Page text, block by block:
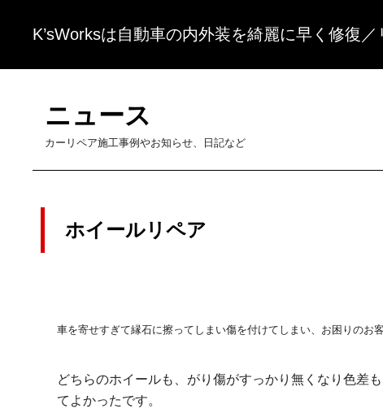
K’sWorksは自動車の内外装を綺麗に早く修復
ニュース
カーリペア施工事例やお知らせ、日記など
ホイールリペア
車を寄せすぎて縁石に擦ってしまい傷を付けてしまい、 お困りのお
どちらのホイールも、がり傷がすっかり無くなり色差
てよかったです。